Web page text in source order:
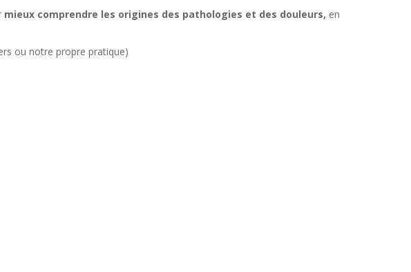
mieux comprendre les origines des pathologies et des douleurs, en
ou notre propre pratique)